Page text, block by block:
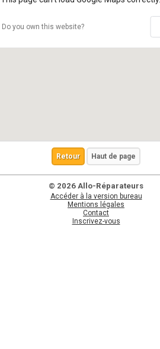
Do you own this website?
Retour Haut de page
© 2026 Allo-Réparateurs
Accéder à la version bureau
Mentions légales
Contact
Inscrivez-vous